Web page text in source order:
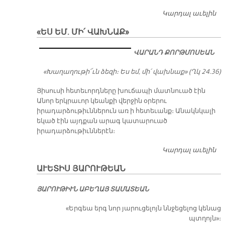
Կարդալ աւելին
«ԵՍ ԵՄ. ՄԻ՛ ՎԱԽՆԱՔ»
ՎԱ­ՐԱՆԴ ՔՈՐԹ­ՄՈ­ՍԵԱՆ
«Խա­ղա­ղու­թի՜ւն ձե­զի։ Ես եմ, մի՛ վախ­նա­ք» (Ղկ 24.36)
Յիսուսի հետեւորդները խուճապի մատնուած էին
Անոր երկրաւոր կեանքի վերջին օրերու
իրադարձութիւններուն առ ի հետեւանք։ Անակնկալի
եկած էին այդքան արագ կատարուած
իրադարձութիւններէն։
Կարդալ աւելին
ԱՒԵՏԻՍ ՅԱՐՈՒԹԵԱՆ
ՅԱ­ՐՈՒ­ԹԻՒՆ Ա­ԲԵ­ՂԱՅ ՏԱ­ՄԱ­ՏԵԱՆ
«Եր­գեա երգ նոր յա­րու­ցե­լոյն ննջե­ցե­լոց կե­նաց
պտղոյն»։